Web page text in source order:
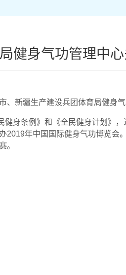
健身气功管理中
、新疆生产建设兵团体育局健身
健身条例》和《全民健身计划》
2019年中国国际健身气功博览会
。